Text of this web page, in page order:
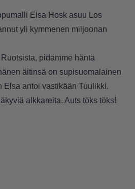
Elsa Hosk asuu Los
yli kymmenen miljoonan
pidämme häntä
äitinsä on supisuomalainen
Elsa antoi vastikään Tuulikki.
alkkareita. Auts töks töks!